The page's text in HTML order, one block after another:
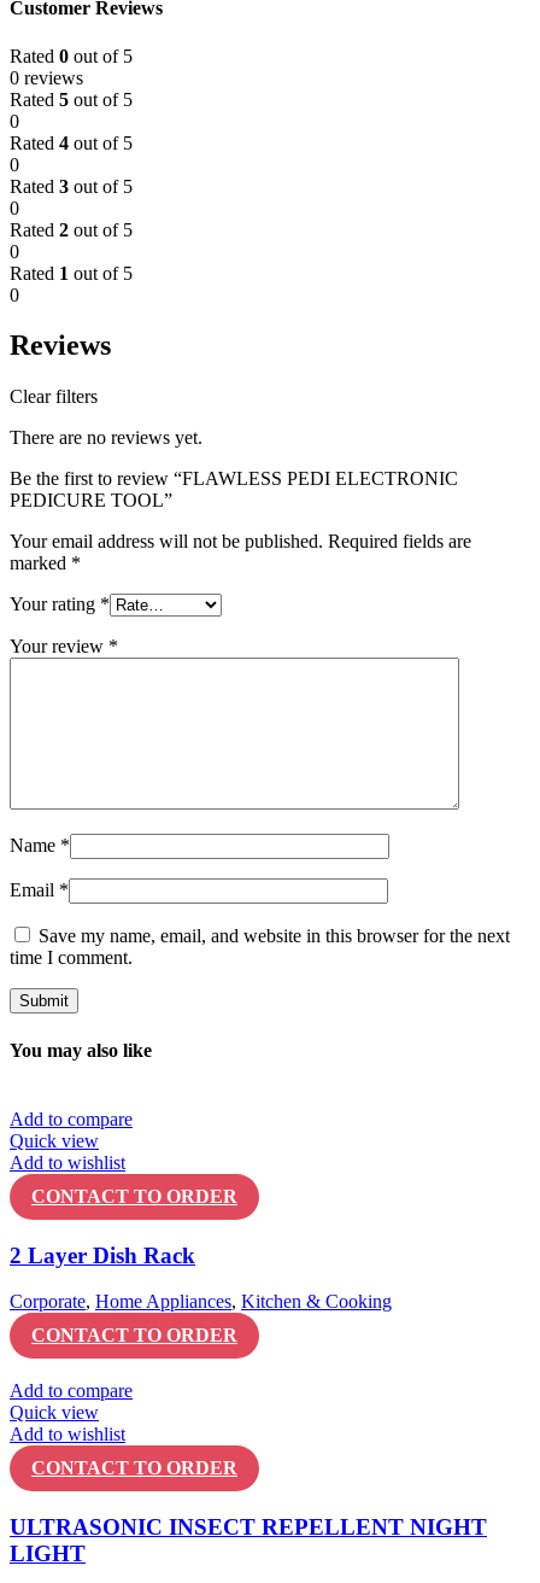
Customer Reviews
Rated 0 out of 5
0 reviews
Rated 5 out of 5
0
Rated 4 out of 5
0
Rated 3 out of 5
0
Rated 2 out of 5
0
Rated 1 out of 5
0
Reviews
Clear filters
There are no reviews yet.
Be the first to review “FLAWLESS PEDI ELECTRONIC
PEDICURE TOOL”
Your email address will not be published. Required fields are
marked *
Your rating *
Your review *
Name *
Email *
Save my name, email, and website in this browser for the next
time I comment.
You may also like
Add to compare
Quick view
Add to wishlist
CONTACT TO ORDER
2 Layer Dish Rack
Corporate, Home Appliances, Kitchen & Cooking
CONTACT TO ORDER
Add to compare
Quick view
Add to wishlist
CONTACT TO ORDER
ULTRASONIC INSECT REPELLENT NIGHT
LIGHT